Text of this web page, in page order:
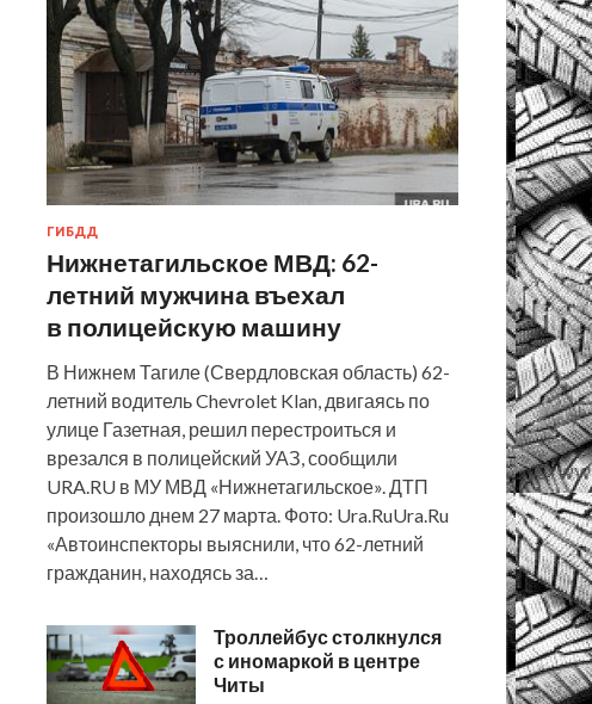
ГИБДД
Нижнетагильское МВД: 62-
летний мужчина въехал
в полицейскую машину
В Нижнем Тагиле (Свердловская область) 62-
летний водитель Chevrolet Klan, двигаясь по
улице Газетная, решил перестроиться и
врезался в полицейский УАЗ, сообщили
URA.RU в МУ МВД «Нижнетагильское». ДТП
произошло днем 27 марта. Фото: Ura.RuUra.Ru
«Автоинспекторы выяснили, что 62-летний
гражданин, находясь за…
Троллейбус столкнулся
с иномаркой в центре
Читы